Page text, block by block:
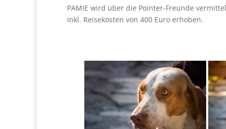
PAMIE wird über die Pointer-Freunde
inkl. Reisekosten von 400 Euro erhoben.